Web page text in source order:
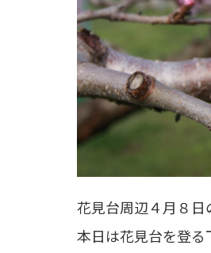
花見台周辺４月８日
本日は花見台を登